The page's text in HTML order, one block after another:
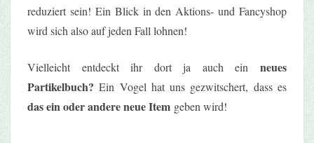
reduziert sein! Ein Blick in den Aktions- und Fancyshop
wird sich also auf jeden Fall lohnen!
Vielleicht entdeckt ihr dort ja auch ein neues
Partikelbuch? Ein Vogel hat uns gezwitschert, dass es
das ein oder andere neue Item geben wird!